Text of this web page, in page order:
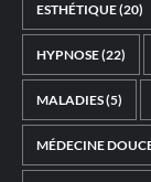
ESTHÉTIQUE(20)
HYPNOSE(22)
MALADIES(5)
MÉDECINE